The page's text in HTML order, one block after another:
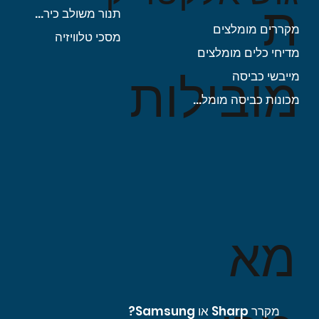
מא
מקרר Sharp או Samsung?
ת
מובילות
תנור משולב כיריים
מסכי טלוויזיה
מקררים מומלצים
מדיחי כלים מומלצים
מייבשי כביסה
מכונות כביסה מומלצות